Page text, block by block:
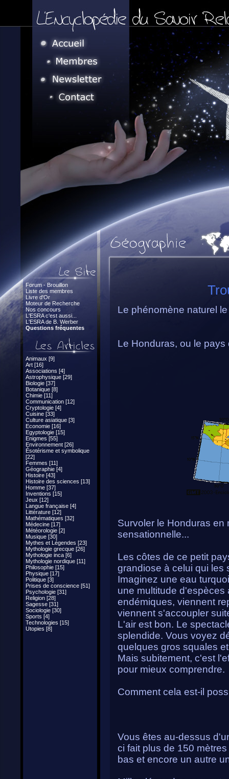
Forum - Brouillon
Liste des membres
Livre d'Or
Moteur de Recherche
Nos concours
L'ESRA c'est aussi...
L'ESRA de B. Werber
Questions fréquentes
Animaux [9]
Art [16]
Associations [4]
Astrophysique [29]
Biologie [37]
Botanique [8]
Chimie [11]
Communication [12]
Cryptologie [4]
Cuisine [33]
Culture asiatique [3]
Economie [16]
Egyptologie [15]
Enigmes [55]
Environnement [26]
Ésotérisme et symbolique
[22]
Femmes [11]
Géographie [4]
Histoire [43]
Histoire des sciences [13]
Homme [37]
Inventions [15]
Jeux [12]
Langue française [4]
Littérature [12]
Mathématiques [32]
Médecine [17]
Météorologie [2]
Musique [30]
Mythes et Légendes [23]
Mythologie grecque [26]
Mythologie inca [6]
Mythologie nordique [11]
Philosophie [15]
Physique [17]
Politique [3]
Prises de conscience [51]
Psychologie [31]
Religion [28]
Sagesse [31]
Sociologie [30]
Sports [4]
Technologies [15]
Utopies [8]
Le phénomène naturel
Le Honduras, ou le
Survoler le Honduras en
sensationnelle...
Les côtes de ce petit
grandiose à celui qui les
Imaginez une eau
une multitude d'espèces
endémiques, viennent
viennent s'accoupler
L'air est bon. Le
splendide. Vous voyez
quelques gros squales
Mais subitement, c'est
pour mieux comprendre.
Comment cela est-il
Vous êtes au-dessus
ci fait plus de 150
bas et encore un autre